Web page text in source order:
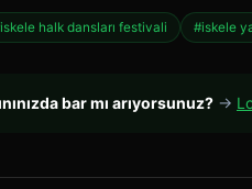
halk dansları festivali #iskele
bar mı arıyorsunuz? →